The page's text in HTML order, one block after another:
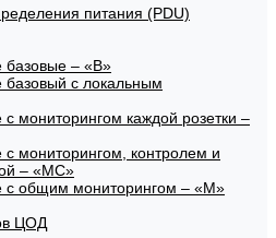
питания (PDU)
базовые – «В»
базовый с локальным
с мониторингом каждой розетки –
с мониторингом, контролем и
– «МС»
с общим мониторингом – «М»
ЦОД